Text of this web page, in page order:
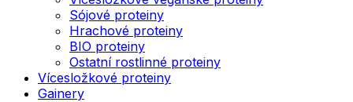
Sójové proteiny
Hrachové proteiny
BIO proteiny
Ostatní rostlinné proteiny
Vícesložkové proteiny
Gainery